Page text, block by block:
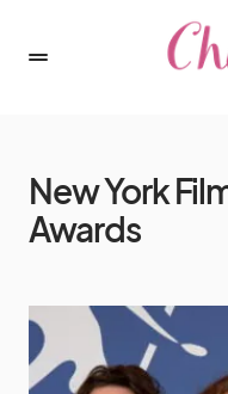
New York
Awards